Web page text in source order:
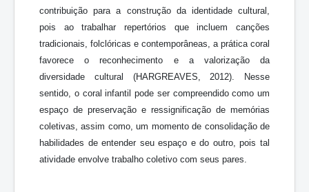
contribuição para a construção da identidade cultural,
pois ao trabalhar repertórios que incluem canções
tradicionais, folclóricas e contemporâneas, a prática coral
favorece o reconhecimento e a valorização da
diversidade cultural (HARGREAVES, 2012). Nesse
sentido, o coral infantil pode ser compreendido como um
espaço de preservação e ressignificação de memórias
coletivas, assim como, um momento de consolidação de
habilidades de entender seu espaço e do outro, pois tal
atividade envolve trabalho coletivo com seus pares.